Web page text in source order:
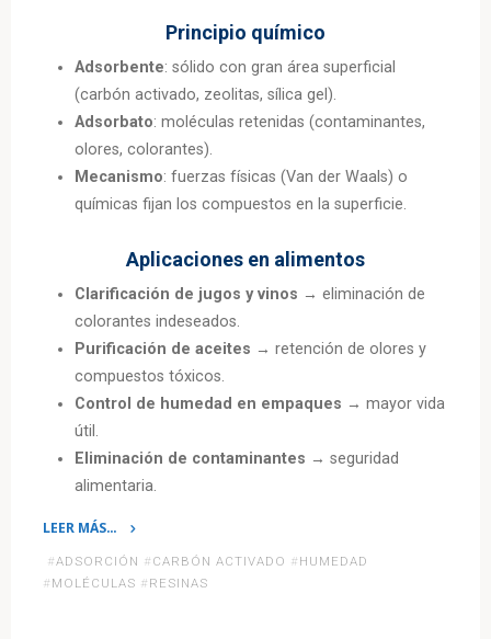
Principio químico
Adsorbente: sólido con gran área superficial
(carbón activado, zeolitas, sílica gel).
Adsorbato: moléculas retenidas (contaminantes,
olores, colorantes).
Mecanismo: fuerzas físicas (Van der Waals) o
químicas fijan los compuestos en la superficie.
Aplicaciones en alimentos
Clarificación de jugos y vinos → eliminación de
colorantes indeseados.
Purificación de aceites → retención de olores y
compuestos tóxicos.
Control de humedad en empaques → mayor vida
útil.
Eliminación de contaminantes → seguridad
alimentaria.
LEER MÁS…
«Adsorción
en
# ADSORCIÓN # CARBÓN ACTIVADO # HUMEDAD
# MOLÉCULAS # RESINAS